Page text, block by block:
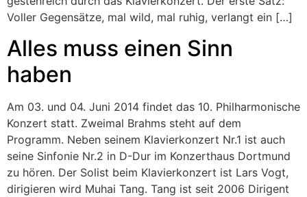
Voller Gegensätze, mal wild, mal ruhig, verlangt ein […]
Alles muss einen Sinn
haben
Am 03. und 04. Juni 2014 findet das 10. Philharmonische
Konzert statt. Zweimal Brahms steht auf dem
Programm. Neben seinem Klavierkonzert Nr.1 ist auch
seine Sinfonie Nr.2 in D-Dur im Konzerthaus Dortmund
zu hören. Der Solist beim Klavierkonzert ist Lars Vogt,
dirigieren wird Muhai Tang. Tang ist seit 2006 Dirigent